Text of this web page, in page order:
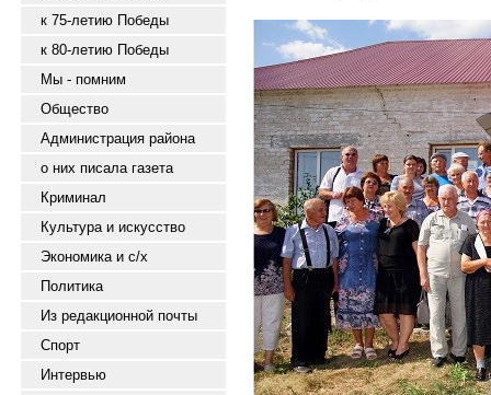
к 75-летию Победы
к 80-летию Победы
Мы - помним
Общество
Администрация района
о них писала газета
Криминал
Культура и искусство
Экономика и с/х
Политика
Из редакционной почты
Спорт
Интервью